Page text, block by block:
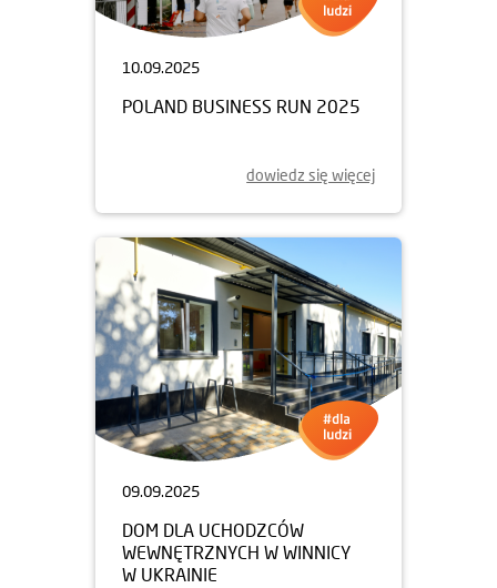
10.09.2025
POLAND BUSINESS RUN 2025
dowiedz się więcej
09.09.2025
DOM DLA UCHODZCÓW
WEWNĘTRZNYCH W WINNICY
W UKRAINIE